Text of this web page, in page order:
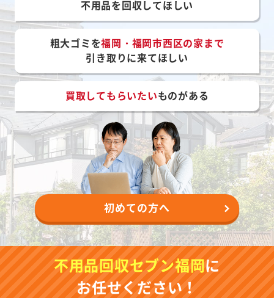
不用品を回収してほしい
粗大ゴミを福岡・福岡市西区の家まで
引き取りに来てほしい
買取してもらいたいものがある
初めての方へ
不用品回収セブン福岡に
お任せください！